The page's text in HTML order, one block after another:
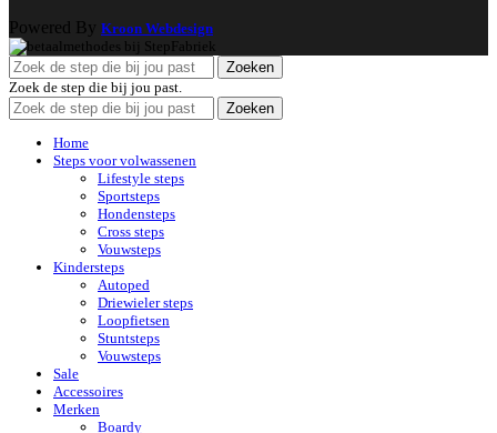
Powered By Kroon Webdesign
Zoeken
Zoek de step die bij jou past.
Zoeken
Home
Steps voor volwassenen
Lifestyle steps
Sportsteps
Hondensteps
Cross steps
Vouwsteps
Kindersteps
Autoped
Driewieler steps
Loopfietsen
Stuntsteps
Vouwsteps
Sale
Accessoires
Merken
Boardy